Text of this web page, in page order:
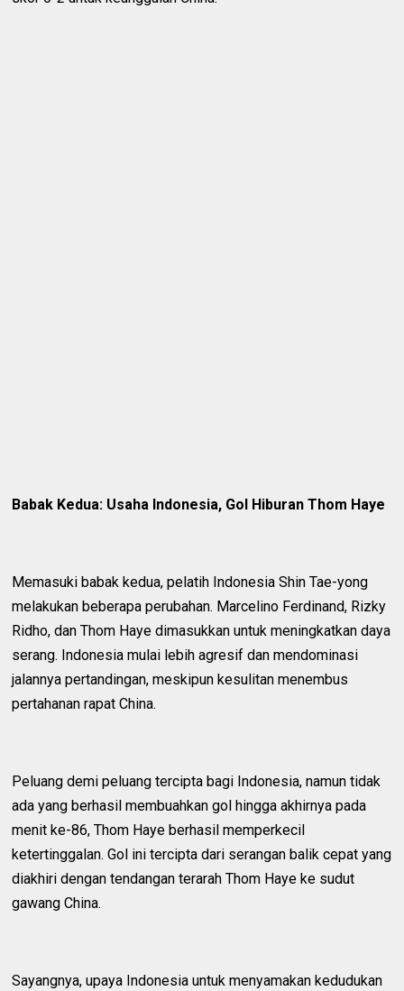
Babak Kedua: Usaha Indonesia, Gol Hiburan Thom Haye
Memasuki babak kedua, pelatih Indonesia Shin Tae-yong
melakukan beberapa perubahan. Marcelino Ferdinand, Rizky
Ridho, dan Thom Haye dimasukkan untuk meningkatkan daya
serang. Indonesia mulai lebih agresif dan mendominasi
jalannya pertandingan, meskipun kesulitan menembus
pertahanan rapat China.
Peluang demi peluang tercipta bagi Indonesia, namun tidak
ada yang berhasil membuahkan gol hingga akhirnya pada
menit ke-86, Thom Haye berhasil memperkecil
ketertinggalan. Gol ini tercipta dari serangan balik cepat yang
diakhiri dengan tendangan terarah Thom Haye ke sudut
gawang China.
Sayangnya, upaya Indonesia untuk menyamakan kedudukan